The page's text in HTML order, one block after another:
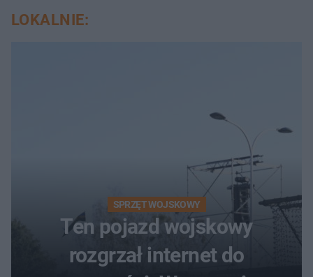
LOKALNIE:
SPRZĘT WOJSKOWY
Ten pojazd wojskowy
rozgrzał internet do